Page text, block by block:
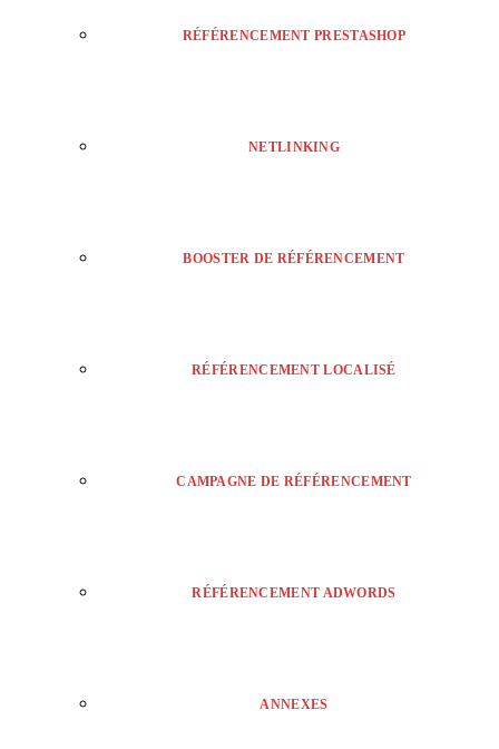
RÉFÉRENCEMENT PRESTASHOP
NETLINKING
BOOSTER DE RÉFÉRENCEMENT
RÉFÉRENCEMENT LOCALISÉ
CAMPAGNE DE RÉFÉRENCEMENT
RÉFÉRENCEMENT ADWORDS
ANNEXES